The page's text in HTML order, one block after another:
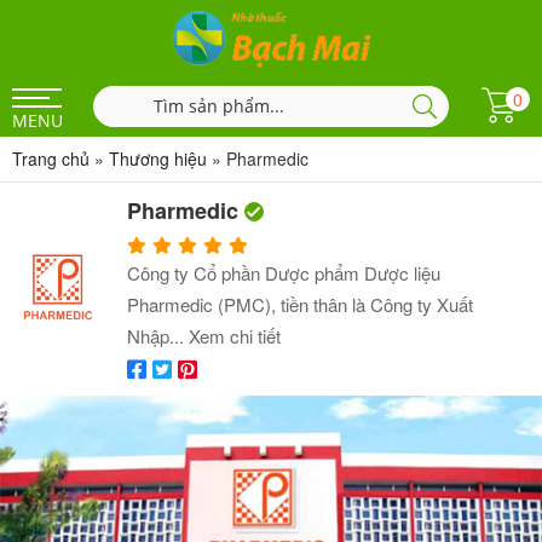
MENU
0
Trang chủ » Thương hiệu » Pharmedic
Pharmedic
Công ty Cổ phần Dược phẩm Dược liệu
Pharmedic (PMC), tiền thân là Công ty Xuất
Nhập... Xem chi tiết